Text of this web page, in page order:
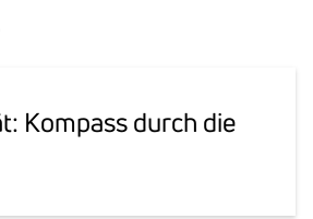
Kompass durch die